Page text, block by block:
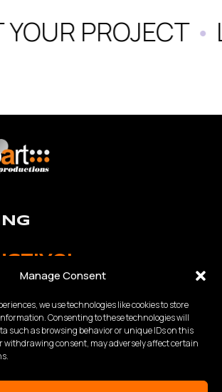
Manage Consent
we use technologies like cookies to store
Consenting to these technologies will
such as browsing behavior or unique IDs on this
withdrawing consent, may adversely affect certain
PROJECT•
– Θ.Χαρίση 63 Θεσσαλονίκη,
2310 840200
- Fax: 2310 934848